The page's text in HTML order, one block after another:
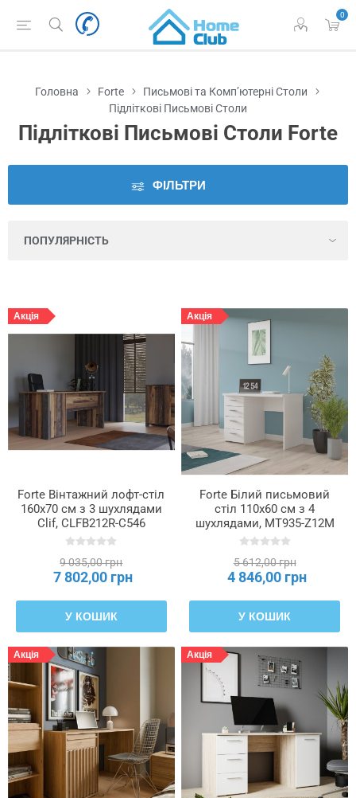
0
Наявність
Ціна
ручки
ніш
Кількість
полиць
з
плити
Кількість
Кількість
центральних
вінців
Кількість
шухляд
Колір
корпусу
світильника
Колір
ніжок
Головна Forte
Письмові та Комп’ютерні Столи
Підліткові Письмові Столи
Підліткові Письмові Столи Forte
ФІЛЬТРИ
Акція
Forte Вінтажний лофт-стіл
160x70 см з 3 шухлядами
Clif, CLFB212R-C546
9 035,00 грн
7 802,00 грн
У КОШИК
Акція
Forte Білий письмовий
стіл 110x60 см з 4
шухлядами, MT935-Z12M
5 612,00 грн
4 846,00 грн
У КОШИК
Акція Акція